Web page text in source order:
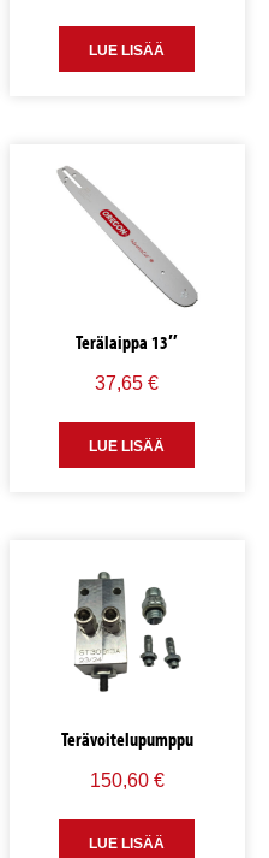
LUE LISÄÄ
Terälaippa 13″
37,65€
LUE LISÄÄ
Terävoitelupumppu
150,60 €
LUE LISÄÄ